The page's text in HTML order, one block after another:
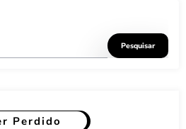
Pesquisar
Perdido